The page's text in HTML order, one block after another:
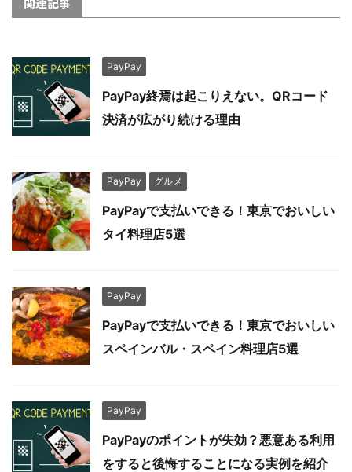
PayPay
PayPay終焉は起こりえない。QRコード
決済が広がり続ける理由
PayPay グルメ
PayPayで支払いできる！東京でおいしい
タイ料理店5選
PayPay
PayPayで支払いできる！東京でおいしい
スペインバル・スペイン料理店5選
PayPay
PayPayのポイントが失効？悪意ある利用
をすると後悔することになる実例を紹介